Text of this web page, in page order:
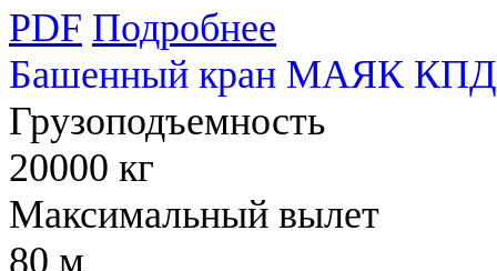
PDF Подробнее
Башенный кран МАЯК КПД
Грузоподъемность
20000 кг
Максимальный вылет
80 м